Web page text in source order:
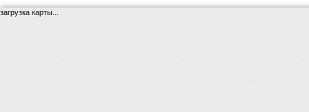
загрузка карты...